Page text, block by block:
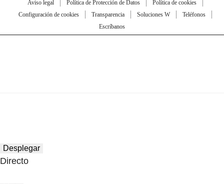
Aviso legal Política de Protección de Datos
Política de cookies
Configuración de cookies
Transparencia Soluciones W
Teléfonos
Escríbanos
Desplegar
Directo